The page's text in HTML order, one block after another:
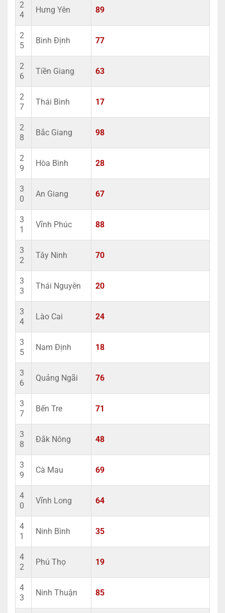
2
4
Hưng Yên 89
2
5
Bình Định 77
2
6
Tiền Giang 63
2
7
Thái Bình 17
2
8
Bắc Giang 98
2
9
Hòa Bình 28
3
0
An Giang 67
3
1
Vĩnh Phúc 88
3
2
Tây Ninh 70
3
3
Thái Nguyên 20
3
4
Lào Cai 24
3
5
Nam Định 18
3
6
Quảng Ngãi 76
3
7
Bến Tre 71
3
8
Đắk Nông 48
3
9
Cà Mau 69
4
0
Vĩnh Long 64
4
1
Ninh Bình 35
4
2
Phú Thọ 19
4
3
Ninh Thuận 85